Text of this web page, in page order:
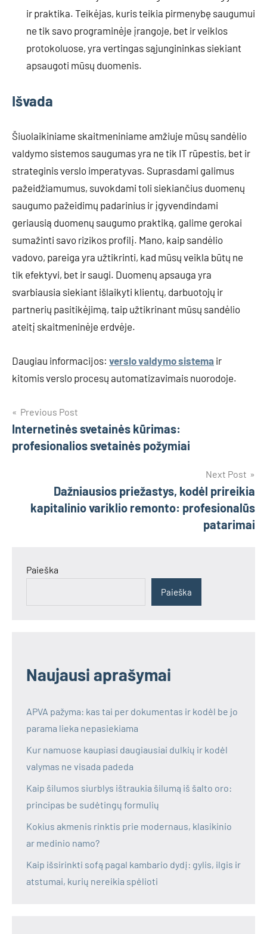
ir praktika. Teikėjas, kuris teikia pirmenybę saugumui
ne tik savo programinėje įrangoje, bet ir veiklos
protokoluose, yra vertingas sąjungininkas siekiant
apsaugoti mūsų duomenis.
Išvada
Šiuolaikiniame skaitmeniniame amžiuje mūsų sandėlio
valdymo sistemos saugumas yra ne tik IT rūpestis, bet ir
strateginis verslo imperatyvas. Suprasdami galimus
pažeidžiamumus, suvokdami toli siekiančius duomenų
saugumo pažeidimų padarinius ir įgyvendindami
geriausią duomenų saugumo praktiką, galime gerokai
sumažinti savo rizikos profilį. Mano, kaip sandėlio
vadovo, pareiga yra užtikrinti, kad mūsų veikla būtų ne
tik efektyvi, bet ir saugi. Duomenų apsauga yra
svarbiausia siekiant išlaikyti klientų, darbuotojų ir
partnerių pasitikėjimą, taip užtikrinant mūsų sandėlio
ateitį skaitmeninėje erdvėje.
Daugiau informacijos: verslo valdymo sistema ir
kitomis verslo procesų automatizavimais nuorodoje.
Navigacija
tarp
Previous Post
Internetinės svetainės kūrimas:
profesionalios svetainės požymiai
Next Post
Dažniausios priežastys, kodėl prireikia
kapitalinio variklio remonto: profesionalūs
patarimai
Paieška
Paieška
Naujausi aprašymai
APVA pažyma: kas tai per dokumentas ir kodėl be jo
parama lieka nepasiekiama
Kur namuose kaupiasi daugiausiai dulkių ir kodėl
valymas ne visada padeda
Kaip šilumos siurblys ištraukia šilumą iš šalto oro:
principas be sudėtingų formulių
Kokius akmenis rinktis prie modernaus, klasikinio
ar medinio namo?
Kaip išsirinkti sofą pagal kambario dydį: gylis, ilgis ir
atstumai, kurių nereikia spėlioti